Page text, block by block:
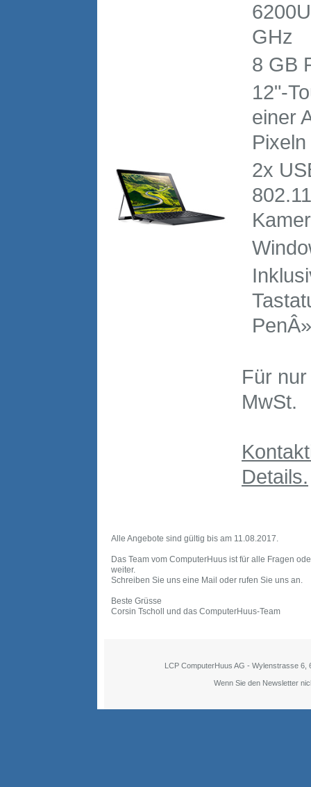
GHz
8 GB
12"-
einer
Pixeln
2x
Für
MwSt.
Details.
Alle Angebote sind gültig bis am 11.08.2017.
Das Team vom ComputerHuus ist für alle Fragen
weiter.
Schreiben Sie uns eine Mail oder rufen Sie uns an.
Beste Grüsse
Corsin Tscholl und das ComputerHuus-Team
LCP ComputerHuus AG - Wylenstrasse
Wenn Sie den Newsletter